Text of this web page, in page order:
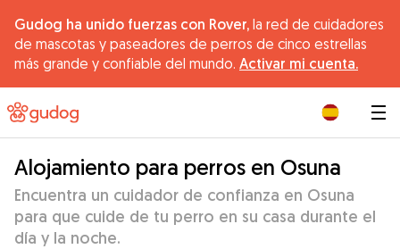
Gudog ha unido fuerzas con Rover, la red de cuidadores
de mascotas y paseadores de perros de cinco estrellas
más grande y confiable del mundo. Activar mi cuenta.
Alojamiento para perros en Osuna
Encuentra un cuidador de confianza en Osuna
para que cuide de tu perro en su casa durante el
día y la noche.